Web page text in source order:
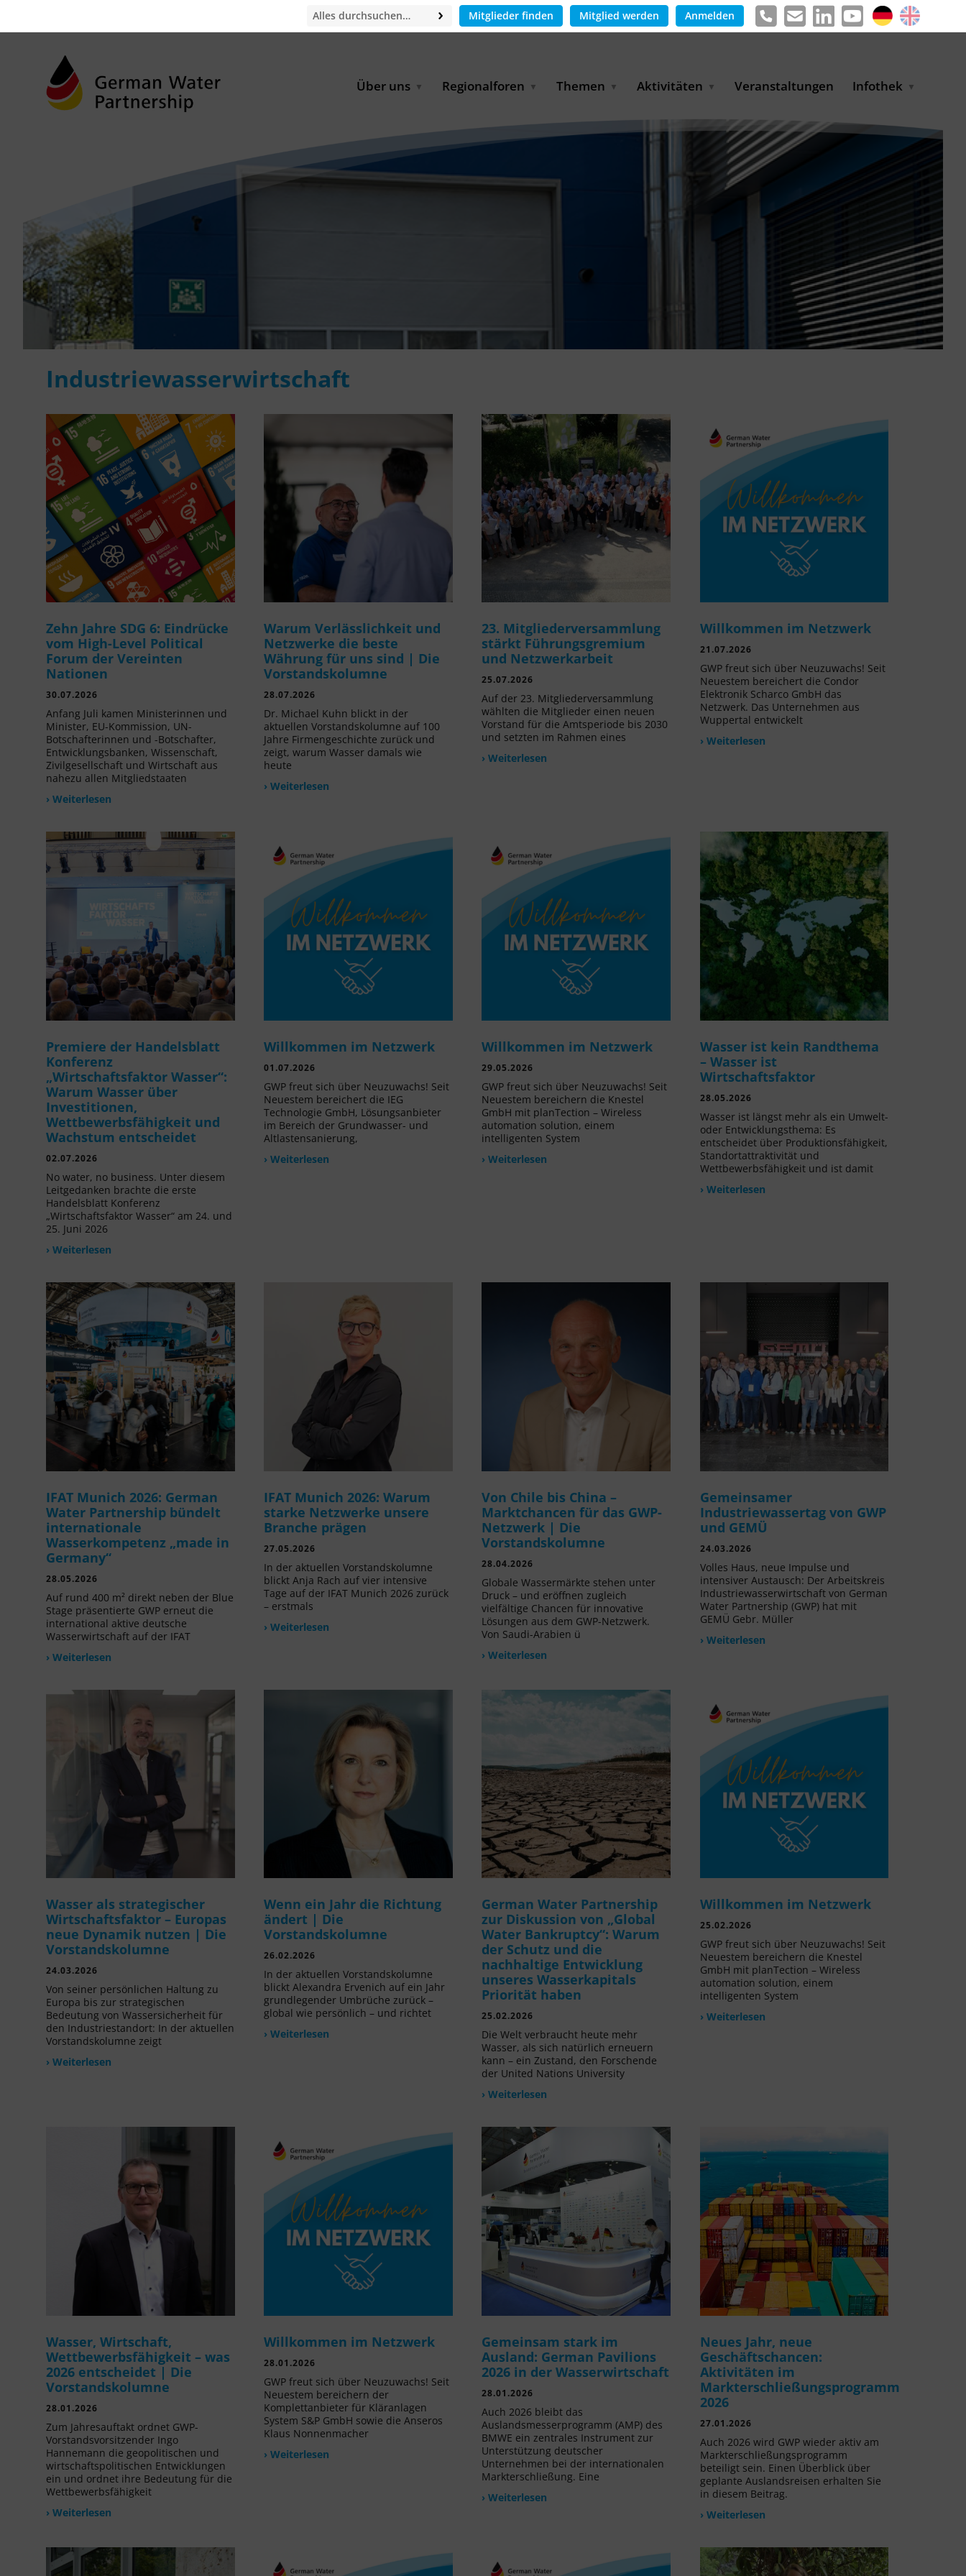
Mitglieder finden Mitglied werden Anmelden
Über uns
Der Vorstand
Geschäftsstelle
Partner & Kooperationen
Regionalforen
EECCA
Lateinamerika
Themen
Industriewasserwirtschaft
Wiederverwendung
Wasserstoff
Aktivitäten
für KMU
Auslandsmessen
WASANet | Vernetzungs-
und Transferprojekt
Partnerschaftsprojekte
Veranstaltungen Infothek
Informationen
Positionen
Pressemitteilungen
Industriewasserwirtschaft
Zehn Jahre SDG 6: Eindrücke
vom High-Level Political
Forum der Vereinten
Nationen
30.07.2026
Anfang Juli kamen Ministerinnen und
Minister, EU-Kommission, UN-
Botschafterinnen und -Botschafter,
Entwicklungsbanken, Wissenschaft,
Zivilgesellschaft und Wirtschaft aus
nahezu allen Mitgliedstaaten
› Weiterlesen
Warum Verlässlichkeit und
Netzwerke die beste
Währung für uns sind | Die
Vorstandskolumne
28.07.2026
Dr. Michael Kuhn blickt in der
aktuellen Vorstandskolumne auf 100
Jahre Firmengeschichte zurück und
zeigt, warum Wasser damals wie
heute
› Weiterlesen
23. Mitgliederversammlung
stärkt Führungsgremium
und Netzwerkarbeit
25.07.2026
Auf der 23. Mitgliederversammlung
wählten die Mitglieder einen neuen
Vorstand für die Amtsperiode bis 2030
und setzten im Rahmen eines
› Weiterlesen
Willkommen im Netzwerk
21.07.2026
GWP freut sich über Neuzuwachs! Seit
Neuestem bereichert die Condor
Elektronik Scharco GmbH das
Netzwerk. Das Unternehmen aus
Wuppertal entwickelt
› Weiterlesen
Premiere der Handelsblatt
Konferenz
„Wirtschaftsfaktor Wasser“:
Warum Wasser über
Investitionen,
Wettbewerbsfähigkeit und
Wachstum entscheidet
02.07.2026
No water, no business. Unter diesem
Leitgedanken brachte die erste
Handelsblatt Konferenz
„Wirtschaftsfaktor Wasser“ am 24. und
25. Juni 2026
› Weiterlesen
Willkommen im Netzwerk
01.07.2026
GWP freut sich über Neuzuwachs! Seit
Neuestem bereichert die IEG
Technologie GmbH, Lösungsanbieter
im Bereich der Grundwasser- und
Altlastensanierung,
› Weiterlesen
Willkommen im Netzwerk
29.05.2026
GWP freut sich über Neuzuwachs! Seit
Neuestem bereichern die Knestel
GmbH mit planTection – Wireless
automation solution, einem
intelligenten System
› Weiterlesen
Wasser ist kein Randthema
– Wasser ist
Wirtschaftsfaktor
28.05.2026
Wasser ist längst mehr als ein Umwelt-
oder Entwicklungsthema: Es
entscheidet über Produktionsfähigkeit,
Standortattraktivität und
Wettbewerbsfähigkeit und ist damit
› Weiterlesen
IFAT Munich 2026: German
Water Partnership bündelt
internationale
Wasserkompetenz „made in
Germany“
28.05.2026
Auf rund 400 m² direkt neben der Blue
Stage präsentierte GWP erneut die
international aktive deutsche
Wasserwirtschaft auf der IFAT
› Weiterlesen
IFAT Munich 2026: Warum
starke Netzwerke unsere
Branche prägen
27.05.2026
In der aktuellen Vorstandskolumne
blickt Anja Rach auf vier intensive
Tage auf der IFAT Munich 2026 zurück
– erstmals
› Weiterlesen
Von Chile bis China –
Marktchancen für das GWP-
Netzwerk | Die
Vorstandskolumne
28.04.2026
Globale Wassermärkte stehen unter
Druck – und eröffnen zugleich
vielfältige Chancen für innovative
Lösungen aus dem GWP-Netzwerk.
Von Saudi-Arabien ü
› Weiterlesen
Gemeinsamer
Industriewassertag von GWP
und GEMÜ
24.03.2026
Volles Haus, neue Impulse und
intensiver Austausch: Der Arbeitskreis
Industriewasserwirtschaft von German
Water Partnership (GWP) hat mit
GEMÜ Gebr. Müller
› Weiterlesen
Wasser als strategischer
Wirtschaftsfaktor – Europas
neue Dynamik nutzen | Die
Vorstandskolumne
24.03.2026
Von seiner persönlichen Haltung zu
Europa bis zur strategischen
Bedeutung von Wassersicherheit für
den Industriestandort: In der aktuellen
Vorstandskolumne zeigt
› Weiterlesen
Wenn ein Jahr die Richtung
ändert | Die
Vorstandskolumne
26.02.2026
In der aktuellen Vorstandskolumne
blickt Alexandra Ervenich auf ein Jahr
grundlegender Umbrüche zurück –
global wie persönlich – und richtet
› Weiterlesen
German Water Partnership
zur Diskussion von „Global
Water Bankruptcy“: Warum
der Schutz und die
nachhaltige Entwicklung
unseres Wasserkapitals
Priorität haben
25.02.2026
Die Welt verbraucht heute mehr
Wasser, als sich natürlich erneuern
kann – ein Zustand, den Forschende
der United Nations University
› Weiterlesen
Willkommen im Netzwerk
25.02.2026
GWP freut sich über Neuzuwachs! Seit
Neuestem bereichern die Knestel
GmbH mit planTection – Wireless
automation solution, einem
intelligenten System
› Weiterlesen
Wasser, Wirtschaft,
Wettbewerbsfähigkeit – was
2026 entscheidet | Die
Vorstandskolumne
28.01.2026
Zum Jahresauftakt ordnet GWP-
Vorstandsvorsitzender Ingo
Hannemann die geopolitischen und
wirtschaftspolitischen Entwicklungen
ein und ordnet ihre Bedeutung für die
Wettbewerbsfähigkeit
› Weiterlesen
Willkommen im Netzwerk
28.01.2026
GWP freut sich über Neuzuwachs! Seit
Neuestem bereichern der
Komplettanbieter für Kläranlagen
System S&P GmbH sowie die Anseros
Klaus Nonnenmacher
› Weiterlesen
Gemeinsam stark im
Ausland: German Pavilions
2026 in der Wasserwirtschaft
28.01.2026
Auch 2026 bleibt das
Auslandsmesserprogramm (AMP) des
BMWE ein zentrales Instrument zur
Unterstützung deutscher
Unternehmen bei der internationalen
Markterschließung. Eine
› Weiterlesen
Neues Jahr, neue
Geschäftschancen:
Aktivitäten im
Markterschließungsprogramm
2026
27.01.2026
Auch 2026 wird GWP wieder aktiv am
Markterschließungsprogramm
beteiligt sein. Einen Überblick über
geplante Auslandsreisen erhalten Sie
in diesem Beitrag.
› Weiterlesen